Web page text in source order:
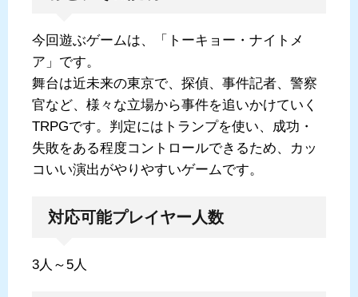
今回遊ぶゲームは、「トーキョー・ナイトメ
ア」です。
舞台は近未来の東京で、探偵、事件記者、警察
官など、様々な立場から事件を追いかけていく
TRPGです。判定にはトランプを使い、成功・
失敗をある程度コントロールできるため、カッ
コいい演出がやりやすいゲームです。
対応可能プレイヤー人数
3人～5人